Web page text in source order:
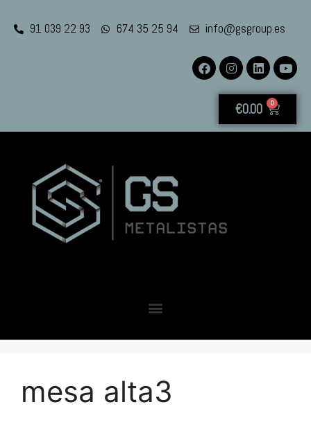
91 039 22 93 674 35 25 94 info@gsgroup.es
€0.00 0
mesa alta3